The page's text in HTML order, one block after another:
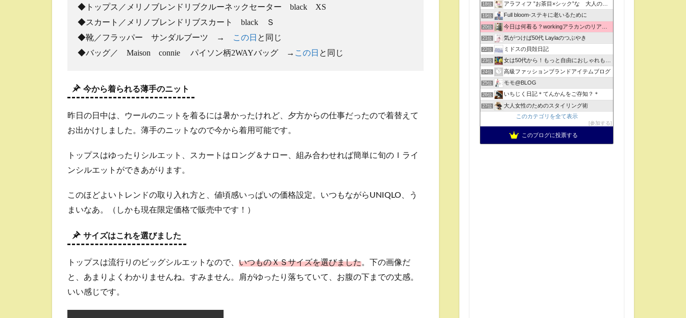
◆トップス／メリノブレンドリブクルーネックセーター black XS
◆スカート／メリノブレンドリブスカート black Ｓ
◆靴／フラッパー サンダルブーツ →
この日 と同じ
◆バッグ／ Maison connie パイソン柄2WAYバッグ → この日 と同じ
今から着られる薄手のニット
昨日の日中は、ウールのニットを着るには暑かったけれど、夕方からの仕事だったので着替えて
お出かけしました。薄手のニットなので今から着用可能です。
トップスはゆったりシルエット、スカートはロング＆ナロー、組み合わせれば簡単に旬のＩライ
ンシルエットができあがります。
このほどよいトレンドの取り入れ方と、値頃感いっぱいの価格設定。いつもながらUNIQLO、う
まいなあ。（しかも現在限定価格で販売中です！）
サイズはこれを選びました
トップスは流行りのビッグシルエットなので、 いつものＸＳサイズを選びました。下の画像だ
と、あまりよくわかりませんね。すみません。肩がゆったり落ちていて、お腹の下までの丈感。
いい感じです。
18位 アラフィフ ”お茶目×シック”な 大人のおしゃれの法則
19位 Full bloom-ステキに老いるために
20位 今日は何着る？workingアラカンのリアルコーデ
21位 気がつけば50代 Laylaのつぶやき
22位 ミドスの貝殻日記
23位 女は50代から！もっと自由におしゃれも人生もチャレンジ！
24位 高級ファッションブランドアイテムブログ
25位 モモ@BLOG
26位 いちじく日記＊てんかんをご存知？＊
27位
大人女性のためのスタイリング術
このカテゴリを全て表示
参加する
このブログに投票する